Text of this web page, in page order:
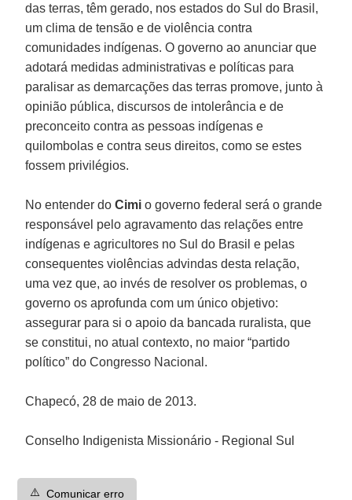
das terras, têm gerado, nos estados do Sul do Brasil,
um clima de tensão e de violência contra
comunidades indígenas. O governo ao anunciar que
adotará medidas administrativas e políticas para
paralisar as demarcações das terras promove, junto à
opinião pública, discursos de intolerância e de
preconceito contra as pessoas indígenas e
quilombolas e contra seus direitos, como se estes
fossem privilégios.
No entender doCimi o governo federal será o grande
responsável pelo agravamento das relações entre
indígenas e agricultores no Sul do Brasil e pelas
consequentes violências advindas desta relação,
uma vez que, ao invés de resolver os problemas, o
governo os aprofunda com um único objetivo:
assegurar para si o apoio da bancada ruralista, que
se constitui, no atual contexto, no maior “partido
político” do Congresso Nacional.
Chapecó, 28 de maio de 2013.
Conselho Indigenista Missionário - Regional Sul
⚠️ Comunicar erro